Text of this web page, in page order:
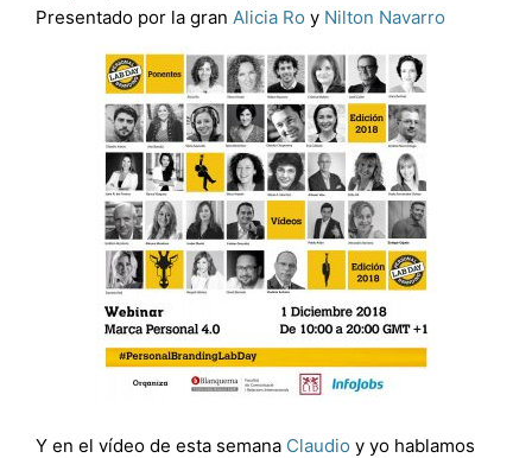
Presentado por la gran Alicia Ro y Nilton Navarro
Y en el vídeo de esta semana Claudio y yo hablamos